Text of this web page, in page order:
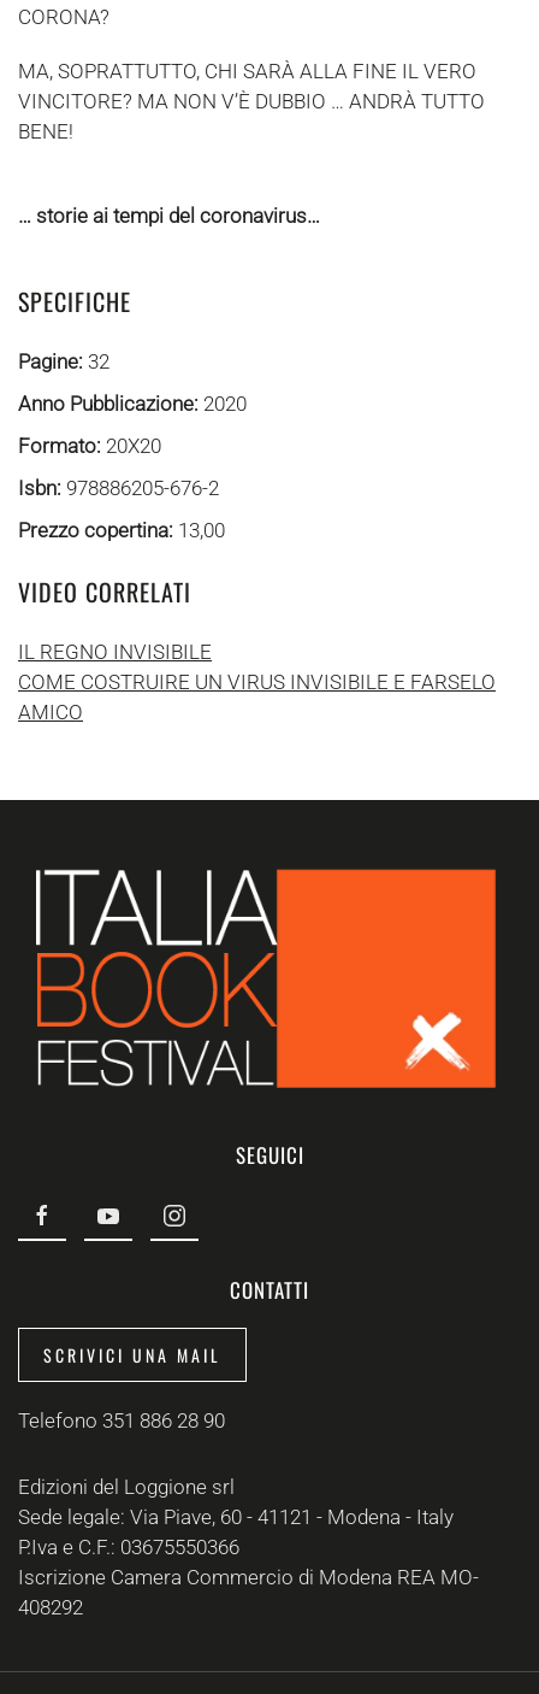
CORONA?
MA, SOPRATTUTTO, CHI SARÀ ALLA FINE IL VERO
VINCITORE? MA NON V’È DUBBIO … ANDRÀ TUTTO
BENE!
… storie ai tempi del coronavirus…
SPECIFICHE
Pagine: 32
Anno Pubblicazione: 2020
Formato: 20X20
Isbn: 978886205-676-2
Prezzo copertina: 13,00
VIDEO CORRELATI
IL REGNO INVISIBILE
COME COSTRUIRE UN VIRUS INVISIBILE E FARSELO
AMICO
SEGUICI
CONTATTI
SCRIVICI UNA MAIL
Telefono 351 886 28 90
Edizioni del Loggione srl
Sede legale: Via Piave, 60 - 41121 - Modena - Italy
P.Iva e C.F.: 03675550366
Iscrizione Camera Commercio di Modena REA MO-
408292